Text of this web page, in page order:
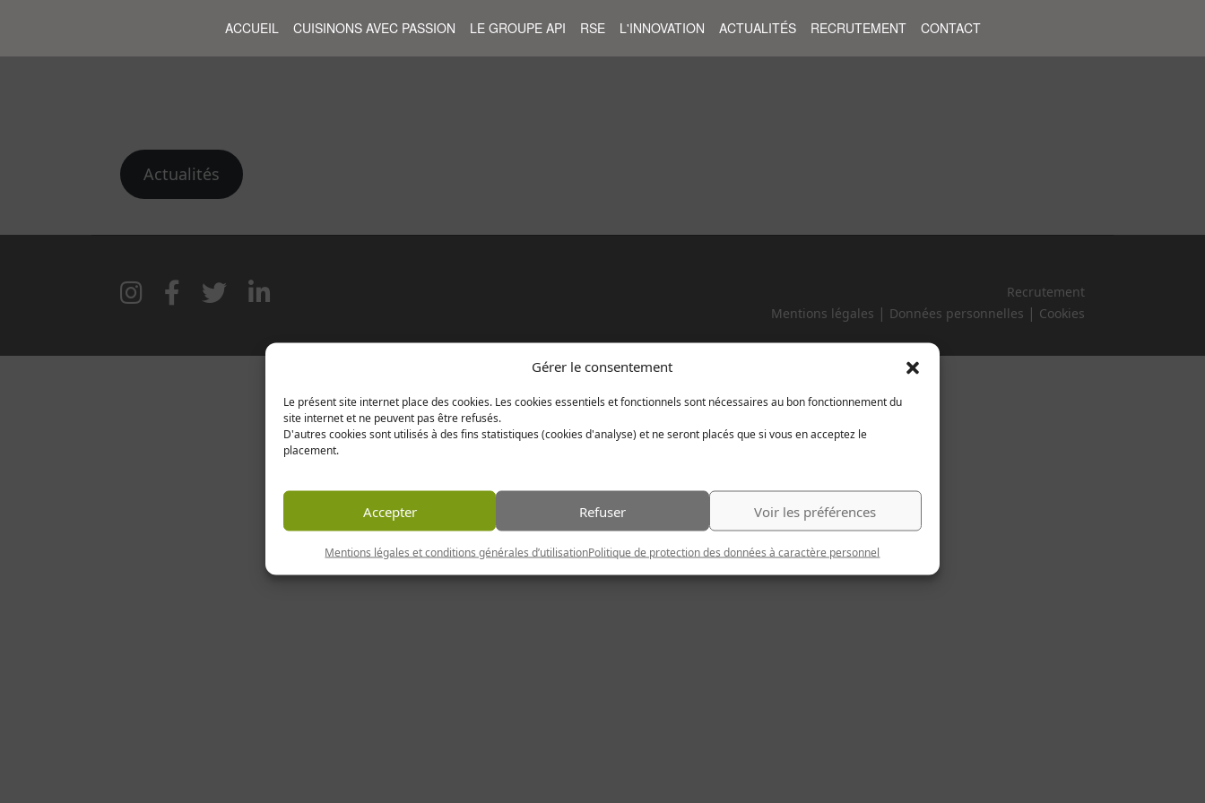
Gérer le consentement
Le présent site internet place des cookies. Les cookies essentiels et fonctionnels sont nécessaires au bon fonctionnement du
site internet et ne peuvent pas être refusés.
D'autres cookies sont utilisés à des fins statistiques (cookies d'analyse) et ne seront placés que si vous en acceptez le
placement.
Accepter Refuser Voir les préférences
Mentions légales et conditions générales d’utilisationPolitique de protection des données à caractère personnel
ACCUEIL CUISINONS AVEC PASSION LE GROUPE API RSE L'INNOVATION ACTUALITÉS RECRUTEMENT CONTACT
Actualités
Recrutement
Mentions légales | Données personnelles | Cookies